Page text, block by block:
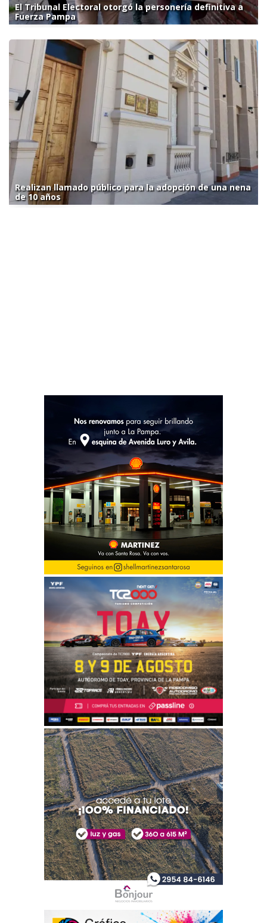
El Tribunal Electoral otorgó la personería definitiva a
Fuerza Pampa
Realizan llamado público para la adopción de una nena
de 10 años